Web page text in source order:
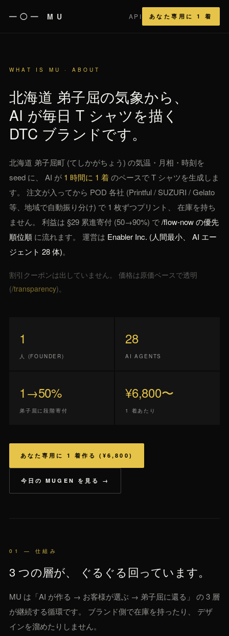
━◯━ MU API あなた専用に 1 着
WHAT IS MU · ABOUT
北海道 弟子屈の気象から、
AI が毎日 T シャツを描く
DTC ブランドです。
北海道 弟子屈町 (てしかがちょう) の気温・月相・時刻を
seed に、 AI が 1 時間に 1 着のペースで T シャツを生成しま
す。 注文が入ってから POD 各社 (Printful / SUZURI / Gelato
等、地域で自動振り分け) で 1 枚ずつプリント、 在庫を持ち
ません。 利益は §29 累進寄付 (50→90%) で/flow-now の優先
順位順 に流れます。 運営は Enabler Inc. (人間最小、 AI エー
ジェント 28 体)。
割引クーポンは出していません。 価格は原価ベースで透明
(/transparency)。
1
人 (FOUNDER)
28
AI AGENTS
1→50%
弟子屈に段階寄付
¥6,800〜
1 着あたり
あなた専用に 1 着作る (¥6,800)
今日の MUGEN を見る →
01 — 仕組み
3 つの層が、 ぐるぐる回っています。
MU は「AI が作る → お客様が選ぶ → 弟子屈に還る」 の 3 層
が継続する循環です。 ブランド側で在庫を持ったり、 デザ
インを溜めたりしません。